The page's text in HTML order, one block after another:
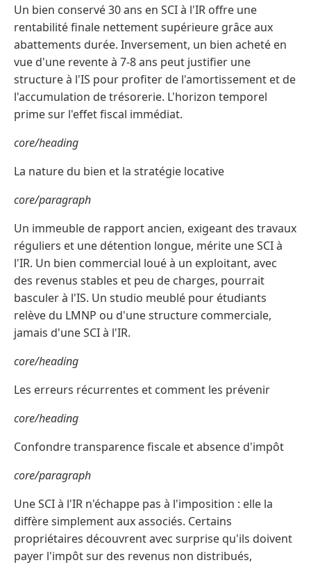
Un bien conservé 30 ans en SCI à l'IR offre une
rentabilité finale nettement supérieure grâce aux
abattements durée. Inversement, un bien acheté en
vue d'une revente à 7-8 ans peut justifier une
structure à l'IS pour profiter de l'amortissement et de
l'accumulation de trésorerie. L'horizon temporel
prime sur l'effet fiscal immédiat.
core/heading
La nature du bien et la stratégie locative
core/paragraph
Un immeuble de rapport ancien, exigeant des travaux
réguliers et une détention longue, mérite une SCI à
l'IR. Un bien commercial loué à un exploitant, avec
des revenus stables et peu de charges, pourrait
basculer à l'IS. Un studio meublé pour étudiants
relève du LMNP ou d'une structure commerciale,
jamais d'une SCI à l'IR.
core/heading
Les erreurs récurrentes et comment les prévenir
core/heading
Confondre transparence fiscale et absence d'impôt
core/paragraph
Une SCI à l'IR n'échappe pas à l'imposition : elle la
diffère simplement aux associés. Certains
propriétaires découvrent avec surprise qu'ils doivent
payer l'impôt sur des revenus non distribués,